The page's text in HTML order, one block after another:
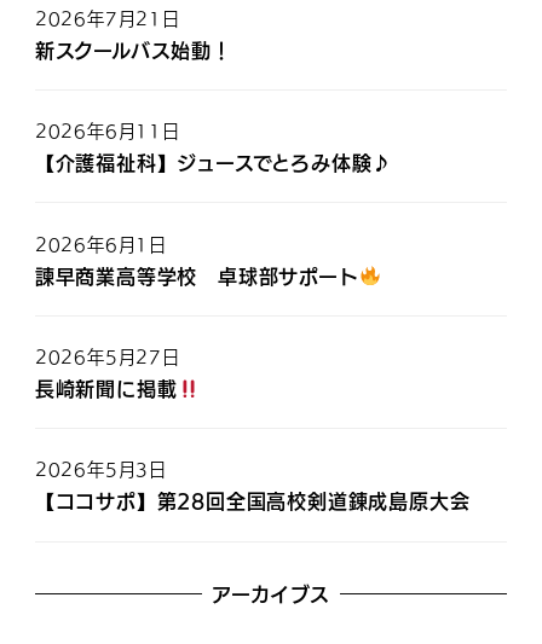
新スクールバス始動！
2026年7月21日
【介護福祉科】ジュースでとろみ体験♪
2026年6月11日
諫早商業高等学校 卓球部サポート
2026年6月1日
長崎新聞に掲載
2026年5月27日
【ココサポ】第28回全国高校剣道錬成島原大会
2026年5月3日
アーカイブス